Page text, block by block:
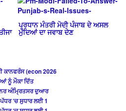
ਪ੍ਰਧਾਨ ਮੰਤਰੀ ਮੋਦੀ ਪੰਜਾਬ ਦੇ ਅਸਲ
ਮੁੱਦਿਆਂ ਦਾ ਜਵਾਬ ਦੇਣ
(econ 2026
ਨੂੰ ਮੌਕਾ ਦਿੱਤ
ਅੰਮ੍ਰਿਤਸਰ ਦੁਆਰ
‘ਚ ਸੁਧਾਰ ਲਈ 1